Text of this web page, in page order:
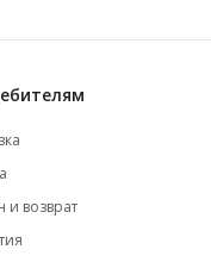
и возврат